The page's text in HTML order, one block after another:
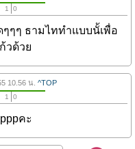
1 0
ๆๆ ธามไททำแบบนั้เพื่อ
วด้วย
10.56 น. ^TOP
1 0
คะ